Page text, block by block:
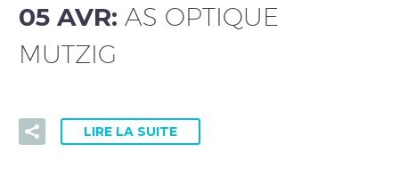
PRISE DE RDV DOCTOLIB
05 AVR: AS OPTIQUE
MUTZIG
LIRE LA SUITE